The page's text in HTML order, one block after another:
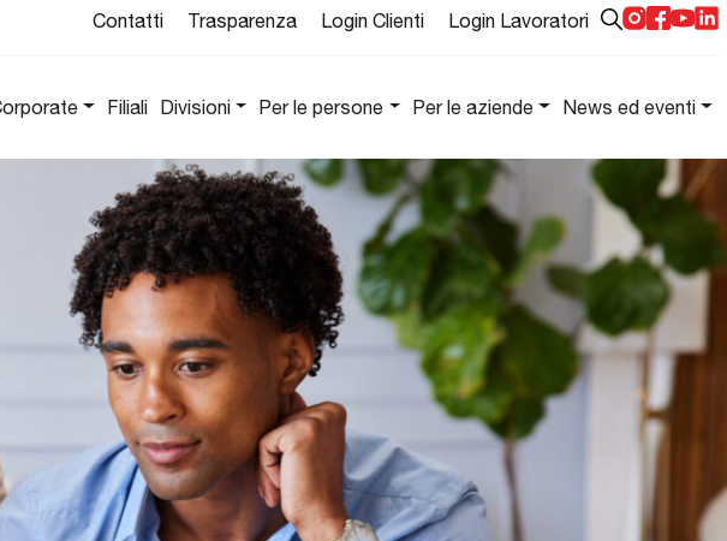
Contatti Trasparenza Login Clienti Login Lavoratori
Filiali Divisioni
offrire
e
ai
Close to You
Grandi
Clienti
Gestiamo
progetti di
ricerca e
selezione su
larga scala,
garantendo
continuità nei
processi di
assunzione.
Vai alla divisione: Grandi Clienti
Per le persone Per le aziende News ed eventi